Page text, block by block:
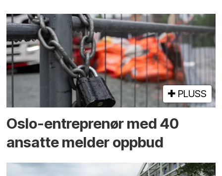
PLUSS
Oslo-entreprenør med 40
ansatte melder oppbud